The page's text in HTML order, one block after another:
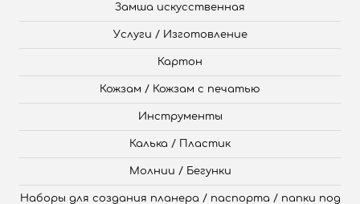
Замша искусственная
Услуги / Изготовление
Картон
Кожзам / Кожзам с печатью
Инструменты
Калька / Пластик
Молнии / Бегунки
Наборы для создания планера / паспорта / папки под